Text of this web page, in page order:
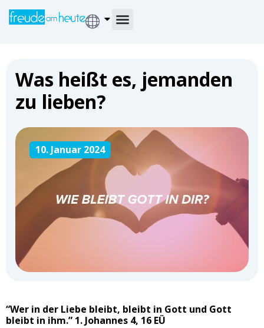
Was heißt es, jemanden
zu lieben?
10. Januar 2024
“Wer in der Liebe bleibt, bleibt in Gott und Gott
bleibt in ihm.” 1. Johannes 4, 16 EÜ